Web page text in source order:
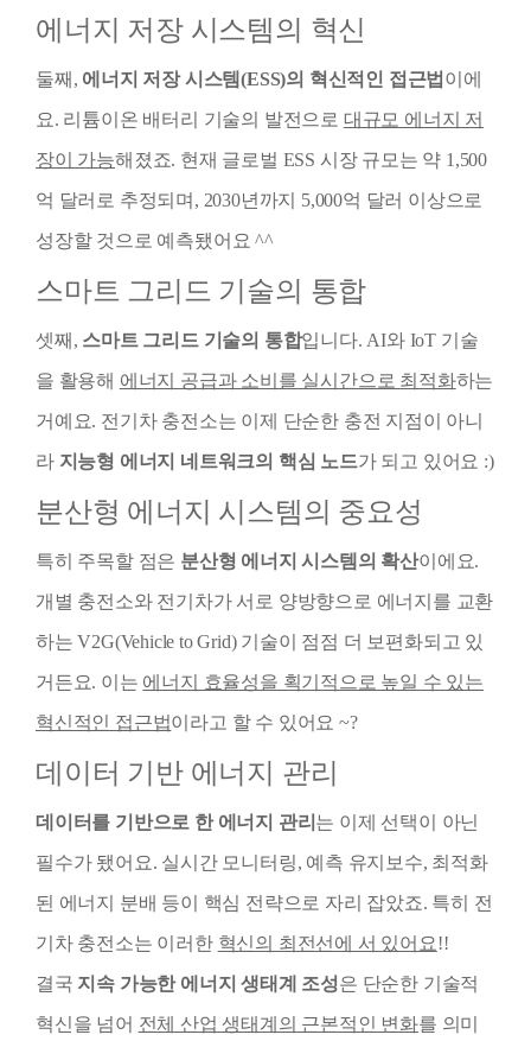
에너지 저장 시스템의 혁신
둘째, 에너지 저장 시스템(ESS)의 혁신적인 접근법 이에
요. 리튬이온 배터리 기술의 발전으로 대규모 에너지 저
장이 가능해졌죠. 현재 글로벌 ESS 시장 규모는 약 1,500
억 달러로 추정되며, 2030년까지 5,000억 달러 이상으로
성장할 것으로 예측됐어요 ^^
스마트 그리드 기술의 통합
셋째, 스마트 그리드 기술의 통합입니다. AI와 IoT 기술
을 활용해 에너지 공급과 소비를 실시간으로 최적화하는
거예요. 전기차 충전소는 이제 단순한 충전 지점이 아니
라 지능형 에너지 네트워크의 핵심 노드가 되고 있어요 :)
분산형 에너지 시스템의 중요성
특히 주목할 점은 분산형 에너지 시스템의 확산이에요.
개별 충전소와 전기차가 서로 양방향으로 에너지를 교환
하는 V2G(Vehicle to Grid) 기술이 점점 더 보편화되고 있
거든요. 이는 에너지 효율성을 획기적으로 높일 수 있는
혁신적인 접근법이라고 할 수 있어요 ~?
데이터 기반 에너지 관리
데이터를 기반으로 한 에너지 관리 는 이제 선택이 아닌
필수가 됐어요. 실시간 모니터링, 예측 유지보수, 최적화
된 에너지 분배 등이 핵심 전략으로 자리 잡았죠. 특히 전
기차 충전소는 이러한 혁신의 최전선에 서 있어요!!
결국 지속 가능한 에너지 생태계 조성은 단순한 기술적
혁신을 넘어 전체 산업 생태계의 근본적인 변화를 의미